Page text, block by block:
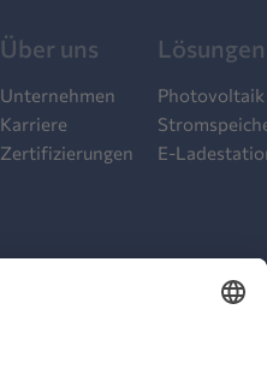
Über uns
Unternehmen
Karriere
Zertifizierungen
Lösungen
Photovoltaik
E-